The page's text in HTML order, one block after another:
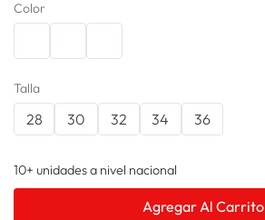
7.
10. lavadora
Color
Talla
28 30 32 34 36
10+ unidades a nivel nacional
Agregar Al Carrito